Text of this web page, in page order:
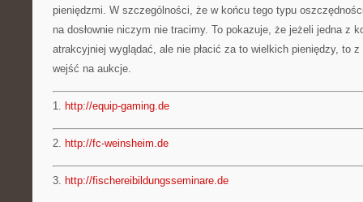
pieniędzmi. W szczególności, że w końcu tego typu
na dosłownie niczym nie tracimy. To pokazuje, że jeżeli jedna z
atrakcyjniej wyglądać, ale nie płacić za to wielkich pieniędzy, to z
wejść na aukcje.
1. http://equip-gaming.de
2. http://fc-weinsheim.de
3. http://fischereibildungsseminare.de